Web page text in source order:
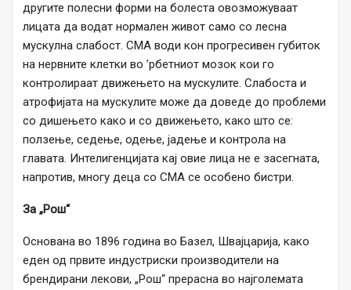
другите полесни форми на болеста овозможуваат
лицата да водат нормален живот само со лесна
мускулна слабост. СМА води кон прогресивен губиток
на нервните клетки во ’рбетниот мозок кои го
контролираат движењето на мускулите. Слабоста и
атрофијата на мускулите може да доведе до проблеми
со дишењето како и со движењето, како што се:
ползење, седење, одење, јадење и контрола на
главата. Интелигенцијата кај овие лица не е засегната,
напротив, многу деца со СМА се особено бистри.
За „Рош“
Основана во 1896 година во Базел, Швајцарија, како
еден од првите индустриски производители на
брендирани лекови, „Рош“ прерасна во најголемата